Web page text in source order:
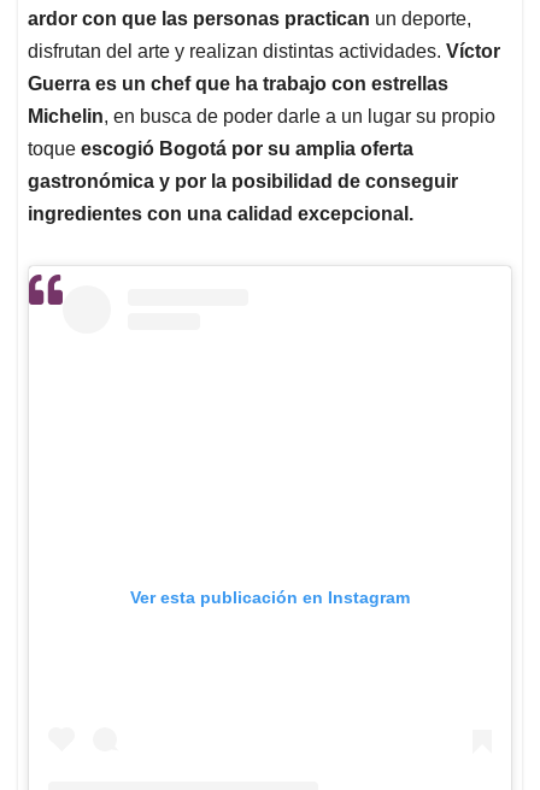
ardor con que las personas practican un deporte,
disfrutan del arte y realizan distintas actividades. Víctor
Guerra es un chef que ha trabajo con estrellas
Michelin, en busca de poder darle a un lugar su propio
toque escogió Bogotá por su amplia oferta
gastronómica y por la posibilidad de conseguir
ingredientes con una calidad excepcional.
Ver esta publicación en Instagram